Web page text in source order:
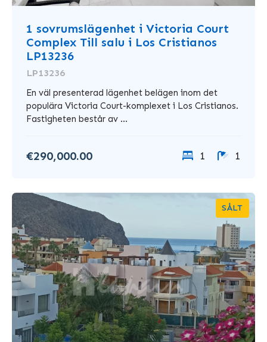
1 sovrumslägenhet i Victoria Court
Complex Till salu i Los Cristianos
LP13236
LP13236
En väl presenterad lägenhet belägen inom det
populära Victoria Court-komplexet i Los Cristianos.
Fastigheten består av ...
€290,000.00 1 1
SÅLT